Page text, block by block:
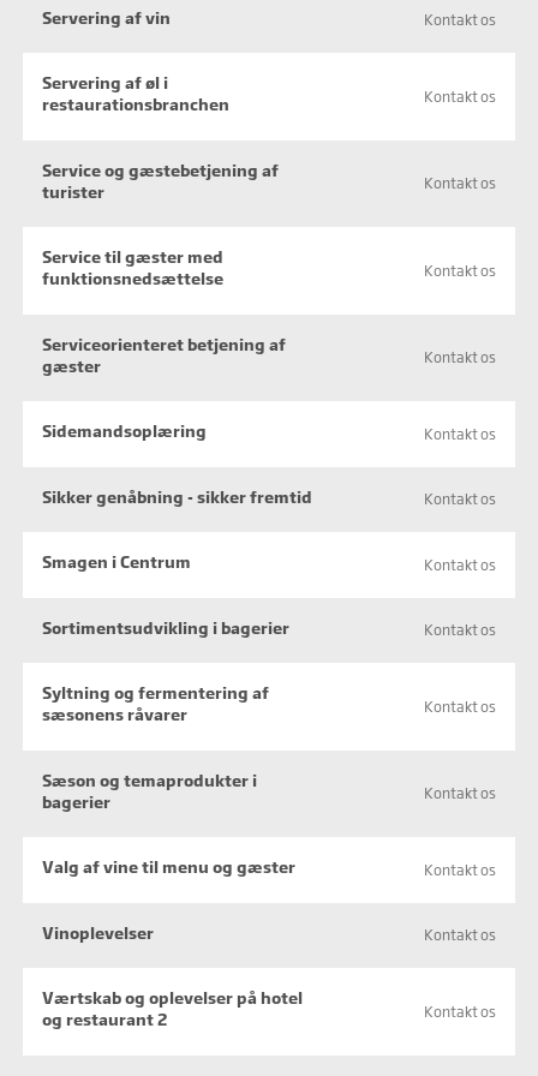
Servering af vin Kontakt os
Servering af øl i
restaurationsbranchen
Kontakt os
Service og gæstebetjening af
turister
Kontakt os
Service til gæster med
funktionsnedsættelse
Kontakt os
Serviceorienteret betjening af
gæster
Kontakt os
Sidemandsoplæring Kontakt os
Sikker genåbning - sikker fremtid Kontakt os
Smagen i Centrum Kontakt os
Sortimentsudvikling i bagerier Kontakt os
Syltning og fermentering af
sæsonens råvarer
Kontakt os
Sæson og temaprodukter i
bagerier
Kontakt os
Valg af vine til menu og gæster Kontakt os
Vinoplevelser Kontakt os
Værtskab og oplevelser på hotel
og restaurant 2
Kontakt os